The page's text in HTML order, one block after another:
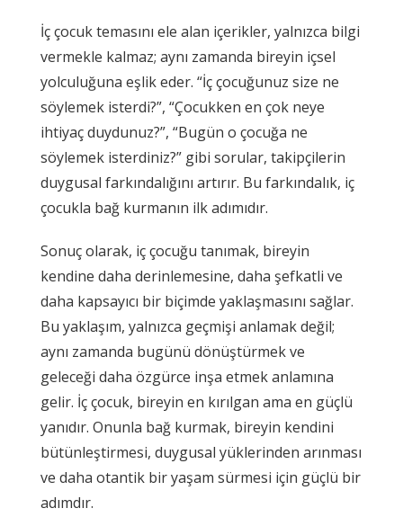
İç çocuk temasını ele alan içerikler, yalnızca bilgi
vermekle kalmaz; aynı zamanda bireyin içsel
yolculuğuna eşlik eder. “İç çocuğunuz size ne
söylemek isterdi?”, “Çocukken en çok neye
ihtiyaç duydunuz?”, “Bugün o çocuğa ne
söylemek isterdiniz?” gibi sorular, takipçilerin
duygusal farkındalığını artırır. Bu farkındalık, iç
çocukla bağ kurmanın ilk adımıdır.
Sonuç olarak, iç çocuğu tanımak, bireyin
kendine daha derinlemesine, daha şefkatli ve
daha kapsayıcı bir biçimde yaklaşmasını sağlar.
Bu yaklaşım, yalnızca geçmişi anlamak değil;
aynı zamanda bugünü dönüştürmek ve
geleceği daha özgürce inşa etmek anlamına
gelir. İç çocuk, bireyin en kırılgan ama en güçlü
yanıdır. Onunla bağ kurmak, bireyin kendini
bütünleştirmesi, duygusal yüklerinden arınması
ve daha otantik bir yaşam sürmesi için güçlü bir
adımdır.